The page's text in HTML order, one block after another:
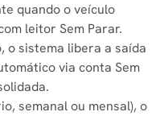
quando o veículo
leitor Sem Parar.
o sistema libera a saída
via conta Sem
semanal ou mensal), o